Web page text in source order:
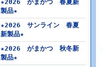
★2026 がまかつ 春夏新
製品★
★2026 サンライン 春夏
新製品★
★2026 がまかつ 秋冬新
製品★